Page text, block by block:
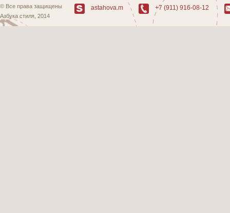
© Все права защищены
Азбука стиля, 2014
astahova.m +7 (911) 916-08-12